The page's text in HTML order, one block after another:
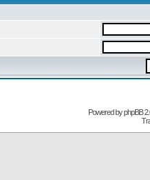
Powered byphpBB